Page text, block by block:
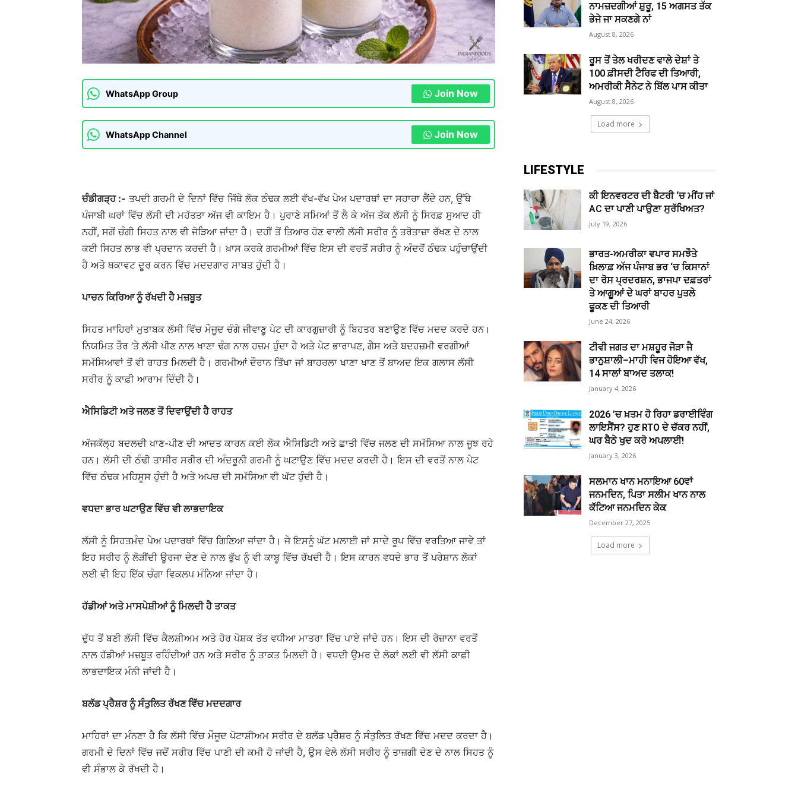
WhatsApp Group Join Now
WhatsApp Channel Join Now
ਚੰਡੀਗੜ੍ਹ :- ਤਪਦੀ ਗਰਮੀ ਦੇ ਦਿਨਾਂ ਵਿੱਚ ਜਿੱਥੇ ਲੋਕ ਠੰਢਕ ਲਈ ਵੱਖ-ਵੱਖ ਪੇਅ ਪਦਾਰਥਾਂ ਦਾ ਸਹਾਰਾ ਲੈਂਦੇ ਹਨ, ਉੱਥੇ
ਪੰਜਾਬੀ ਘਰਾਂ ਵਿੱਚ ਲੱਸੀ ਦੀ ਮਹੱਤਤਾ ਅੱਜ ਵੀ ਕਾਇਮ ਹੈ। ਪੁਰਾਣੇ ਸਮਿਆਂ ਤੋਂ ਲੈ ਕੇ ਅੱਜ ਤੱਕ ਲੱਸੀ ਨੂੰ ਸਿਰਫ਼ ਸੁਆਦ ਹੀ
ਨਹੀਂ, ਸਗੋਂ ਚੰਗੀ ਸਿਹਤ ਨਾਲ ਵੀ ਜੋੜਿਆ ਜਾਂਦਾ ਹੈ। ਦਹੀਂ ਤੋਂ ਤਿਆਰ ਹੋਣ ਵਾਲੀ ਲੱਸੀ ਸਰੀਰ ਨੂੰ ਤਰੋਤਾਜ਼ਾ ਰੱਖਣ ਦੇ ਨਾਲ
ਕਈ ਸਿਹਤ ਲਾਭ ਵੀ ਪ੍ਰਦਾਨ ਕਰਦੀ ਹੈ। ਖ਼ਾਸ ਕਰਕੇ ਗਰਮੀਆਂ ਵਿੱਚ ਇਸ ਦੀ ਵਰਤੋਂ ਸਰੀਰ ਨੂੰ ਅੰਦਰੋਂ ਠੰਢਕ ਪਹੁੰਚਾਉਂਦੀ
ਹੈ ਅਤੇ ਥਕਾਵਟ ਦੂਰ ਕਰਨ ਵਿੱਚ ਮਦਦਗਾਰ ਸਾਬਤ ਹੁੰਦੀ ਹੈ।
ਪਾਚਨ ਕਿਰਿਆ ਨੂੰ ਰੱਖਦੀ ਹੈ ਮਜ਼ਬੂਤ
ਸਿਹਤ ਮਾਹਿਰਾਂ ਮੁਤਾਬਕ ਲੱਸੀ ਵਿੱਚ ਮੌਜੂਦ ਚੰਗੇ ਜੀਵਾਣੂ ਪੇਟ ਦੀ ਕਾਰਗੁਜ਼ਾਰੀ ਨੂੰ ਬਿਹਤਰ ਬਣਾਉਣ ਵਿੱਚ ਮਦਦ ਕਰਦੇ ਹਨ।
ਨਿਯਮਿਤ ਤੌਰ ‘ਤੇ ਲੱਸੀ ਪੀਣ ਨਾਲ ਖਾਣਾ ਢੰਗ ਨਾਲ ਹਜ਼ਮ ਹੁੰਦਾ ਹੈ ਅਤੇ ਪੇਟ ਭਾਰਾਪਣ, ਗੈਸ ਅਤੇ ਬਦਹਜ਼ਮੀ ਵਰਗੀਆਂ
ਸਮੱਸਿਆਵਾਂ ਤੋਂ ਵੀ ਰਾਹਤ ਮਿਲਦੀ ਹੈ। ਗਰਮੀਆਂ ਦੌਰਾਨ ਤਿੱਖਾ ਜਾਂ ਬਾਹਰਲਾ ਖਾਣਾ ਖਾਣ ਤੋਂ ਬਾਅਦ ਇਕ ਗਲਾਸ ਲੱਸੀ
ਸਰੀਰ ਨੂੰ ਕਾਫ਼ੀ ਆਰਾਮ ਦਿੰਦੀ ਹੈ।
ਐਸਿਡਿਟੀ ਅਤੇ ਜਲਣ ਤੋਂ ਦਿਵਾਉਂਦੀ ਹੈ ਰਾਹਤ
ਅੱਜਕੱਲ੍ਹ ਬਦਲਦੀ ਖਾਣ-ਪੀਣ ਦੀ ਆਦਤ ਕਾਰਨ ਕਈ ਲੋਕ ਐਸਿਡਿਟੀ ਅਤੇ ਛਾਤੀ ਵਿੱਚ ਜਲਣ ਦੀ ਸਮੱਸਿਆ ਨਾਲ ਜੂਝ ਰਹੇ
ਹਨ। ਲੱਸੀ ਦੀ ਠੰਢੀ ਤਾਸੀਰ ਸਰੀਰ ਦੀ ਅੰਦਰੂਨੀ ਗਰਮੀ ਨੂੰ ਘਟਾਉਣ ਵਿੱਚ ਮਦਦ ਕਰਦੀ ਹੈ। ਇਸ ਦੀ ਵਰਤੋਂ ਨਾਲ ਪੇਟ
ਵਿੱਚ ਠੰਢਕ ਮਹਿਸੂਸ ਹੁੰਦੀ ਹੈ ਅਤੇ ਅਪਚ ਦੀ ਸਮੱਸਿਆ ਵੀ ਘੱਟ ਹੁੰਦੀ ਹੈ।
ਵਧਦਾ ਭਾਰ ਘਟਾਉਣ ਵਿੱਚ ਵੀ ਲਾਭਦਾਇਕ
ਲੱਸੀ ਨੂੰ ਸਿਹਤਮੰਦ ਪੇਅ ਪਦਾਰਥਾਂ ਵਿੱਚ ਗਿਣਿਆ ਜਾਂਦਾ ਹੈ। ਜੇ ਇਸਨੂੰ ਘੱਟ ਮਲਾਈ ਜਾਂ ਸਾਦੇ ਰੂਪ ਵਿੱਚ ਵਰਤਿਆ ਜਾਵੇ ਤਾਂ
ਇਹ ਸਰੀਰ ਨੂੰ ਲੋੜੀਂਦੀ ਊਰਜਾ ਦੇਣ ਦੇ ਨਾਲ ਭੁੱਖ ਨੂੰ ਵੀ ਕਾਬੂ ਵਿੱਚ ਰੱਖਦੀ ਹੈ। ਇਸ ਕਾਰਨ ਵਧਦੇ ਭਾਰ ਤੋਂ ਪਰੇਸ਼ਾਨ ਲੋਕਾਂ
ਲਈ ਵੀ ਇਹ ਇੱਕ ਚੰਗਾ ਵਿਕਲਪ ਮੰਨਿਆ ਜਾਂਦਾ ਹੈ।
ਹੱਡੀਆਂ ਅਤੇ ਮਾਸਪੇਸ਼ੀਆਂ ਨੂੰ ਮਿਲਦੀ ਹੈ ਤਾਕਤ
ਦੁੱਧ ਤੋਂ ਬਣੀ ਲੱਸੀ ਵਿੱਚ ਕੈਲਸ਼ੀਅਮ ਅਤੇ ਹੋਰ ਪੋਸ਼ਕ ਤੱਤ ਵਧੀਆ ਮਾਤਰਾ ਵਿੱਚ ਪਾਏ ਜਾਂਦੇ ਹਨ। ਇਸ ਦੀ ਰੋਜ਼ਾਨਾ ਵਰਤੋਂ
ਨਾਲ ਹੱਡੀਆਂ ਮਜ਼ਬੂਤ ਰਹਿੰਦੀਆਂ ਹਨ ਅਤੇ ਸਰੀਰ ਨੂੰ ਤਾਕਤ ਮਿਲਦੀ ਹੈ। ਵਧਦੀ ਉਮਰ ਦੇ ਲੋਕਾਂ ਲਈ ਵੀ ਲੱਸੀ ਕਾਫ਼ੀ
ਲਾਭਦਾਇਕ ਮੰਨੀ ਜਾਂਦੀ ਹੈ।
ਬਲੱਡ ਪ੍ਰੈਸ਼ਰ ਨੂੰ ਸੰਤੁਲਿਤ ਰੱਖਣ ਵਿੱਚ ਮਦਦਗਾਰ
ਮਾਹਿਰਾਂ ਦਾ ਮੰਨਣਾ ਹੈ ਕਿ ਲੱਸੀ ਵਿੱਚ ਮੌਜੂਦ ਪੋਟਾਸ਼ੀਅਮ ਸਰੀਰ ਦੇ ਬਲੱਡ ਪ੍ਰੈਸ਼ਰ ਨੂੰ ਸੰਤੁਲਿਤ ਰੱਖਣ ਵਿੱਚ ਮਦਦ ਕਰਦਾ ਹੈ।
ਗਰਮੀ ਦੇ ਦਿਨਾਂ ਵਿੱਚ ਜਦੋਂ ਸਰੀਰ ਵਿੱਚ ਪਾਣੀ ਦੀ ਕਮੀ ਹੋ ਜਾਂਦੀ ਹੈ, ਉਸ ਵੇਲੇ ਲੱਸੀ ਸਰੀਰ ਨੂੰ ਤਾਜ਼ਗੀ ਦੇਣ ਦੇ ਨਾਲ ਸਿਹਤ ਨੂੰ
ਵੀ ਸੰਭਾਲ ਕੇ ਰੱਖਦੀ ਹੈ।
ਨਾਮਜ਼ਦਗੀਆਂ ਸ਼ੁਰੂ, 15 ਅਗਸਤ ਤੱਕ
ਭੇਜੇ ਜਾ ਸਕਣਗੇ ਨਾਂ
August 8, 2026
ਰੂਸ ਤੋਂ ਤੇਲ ਖਰੀਦਣ ਵਾਲੇ ਦੇਸ਼ਾਂ ਤੇ
100 ਫ਼ੀਸਦੀ ਟੈਰਿਫ ਦੀ ਤਿਆਰੀ,
ਅਮਰੀਕੀ ਸੈਨੇਟ ਨੇ ਬਿੱਲ ਪਾਸ ਕੀਤਾ
August 8, 2026
Load more
LIFESTYLE
ਕੀ ਇਨਵਰਟਰ ਦੀ ਬੈਟਰੀ ‘ਚ ਮੀਂਹ ਜਾਂ
AC ਦਾ ਪਾਣੀ ਪਾਉਣਾ ਸੁਰੱਖਿਅਤ?
July 19, 2026
ਭਾਰਤ-ਅਮਰੀਕਾ ਵਪਾਰ ਸਮਝੌਤੇ
ਖ਼ਿਲਾਫ਼ ਅੱਜ ਪੰਜਾਬ ਭਰ ‘ਚ ਕਿਸਾਨਾਂ
ਦਾ ਰੋਸ ਪ੍ਰਦਰਸ਼ਨ, ਭਾਜਪਾ ਦਫ਼ਤਰਾਂ
ਤੇ ਆਗੂਆਂ ਦੇ ਘਰਾਂ ਬਾਹਰ ਪੁਤਲੇ
ਫੂਕਣ ਦੀ ਤਿਆਰੀ
June 24, 2026
ਟੀਵੀ ਜਗਤ ਦਾ ਮਸ਼ਹੂਰ ਜੋੜਾ ਜੈ
ਭਾਨੁਸ਼ਾਲੀ–ਮਾਹੀ ਵਿਜ ਹੋਇਆ ਵੱਖ,
14 ਸਾਲਾਂ ਬਾਅਦ ਤਲਾਕ!
January 4, 2026
2026 ’ਚ ਖ਼ਤਮ ਹੋ ਰਿਹਾ ਡਰਾਈਵਿੰਗ
ਲਾਇਸੈਂਸ? ਹੁਣ RTO ਦੇ ਚੱਕਰ ਨਹੀਂ,
ਘਰ ਬੈਠੇ ਖੁਦ ਕਰੋ ਅਪਲਾਈ!
January 3, 2026
ਸਲਮਾਨ ਖਾਨ ਮਨਾਇਆ 60ਵਾਂ
ਜਨਮਦਿਨ, ਪਿਤਾ ਸਲੀਮ ਖਾਨ ਨਾਲ
ਕੱਟਿਆ ਜਨਮਦਿਨ ਕੇਕ
December 27, 2025
Load more